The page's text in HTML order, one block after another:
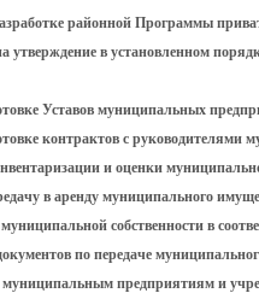
районной Программы
утверждение в установленном
Уставов муниципальных
контрактов с
и оценки
в аренду муниципального
собственности в
по передаче
муниципальным предприятиям и